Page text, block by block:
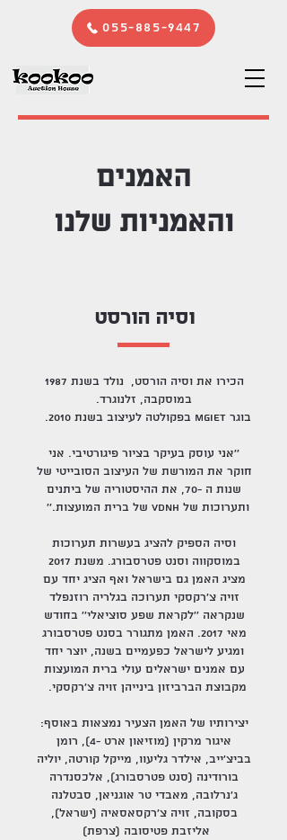
055-885-9447
האמנים
והאמניות שלנו
וסיה הורסט
הכירו את וסיה הורסט, נולד בשנת 1987
במוסקבה, זלנוגרד.
בוגר MGIET בפקולטה לעיצוב בשנת 2010.
׳׳אני עוסק בעיקר בציור פיגורטיבי. אני
חוקר את המורשת של העיצוב הסובייטי של
שנות ה -70, את ההיסטוריה של ביתנים
ותערוכות של VDNH של ברית המועצות.׳׳
וסיה הספיק להציג בעשרות תערוכות
במוסקווה וסנט פטרסבורג. משנת 2017
מציג האמן גם בישראל ואף הציג יחד עם
זויה צ׳רקסקי תערוכה בגלריה רוזנפלד
שנקראה ׳׳לקראת שפע סוציאלי׳׳ בחודש
מאי 2017. האמן מתגורר בסנט פטרסבורג
ומגיע לישראל כפעמיים בשנה, יוצר יחד
עם אמנים ישראלים עולי ברית המועצות
מקבוצת הברביזון בינייהן זויה צ׳רקסקי.
יצירותיו של האמן הצעיר נמצאות באוסף:
איגור מרקין (מוזיאון ארט -4), רומן
בביצ'ייב, אילדר גליעוו, מייקל קורטה, יוליה
בורודינה (סנט פטרסבורג), אלכסנדרה
ג'נרלובה, מאבדי טר אוגניאן, סבטלנה
בסקובה, זויה צ'רקסאסאיה (ישראל),
אליזבת פטיסובה (צרפת)